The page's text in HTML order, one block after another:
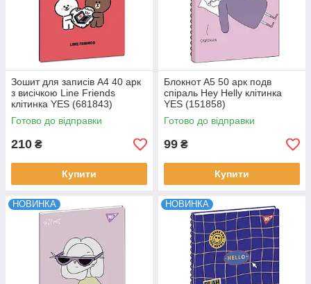
Зошит для записів А4 40 арк
з висічкою Line Friends
клітинка YES (681843)
Готово до відправки
210 ₴
Купити
Блокнот А5 50 арк подв
cпіраль Hey Helly клітинка
YES (151858)
Готово до відправки
99 ₴
Купити
НОВИНКА НОВИНКА